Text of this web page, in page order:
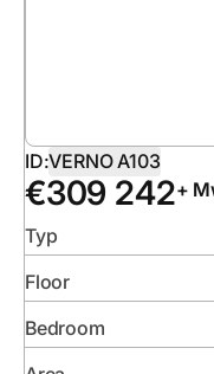
ID:VERNO A103
€309 242+
Typ
Floor
Bedroom